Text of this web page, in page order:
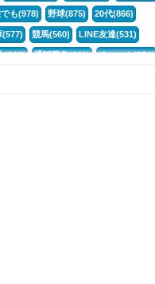
も(978) 野球(875) 20代(866)
(577) 競馬(560) LINE友達(531)
(382) 通話募集(381) チャット(374)